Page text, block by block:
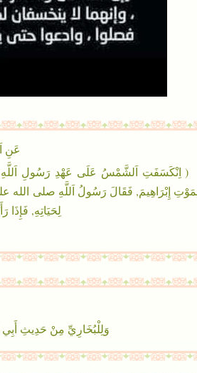
عَنِ
( اِنْكَسَفَتِ اَلشَّمْسُ عَلَى عَهْدِ رَسُولِ اَللَّهِ
إِبْرَاهِيمَ, فَقَالَ رَسُولُ اَللَّهِ صلى الله
لِحَيَاتِهِ,
وَلِلْبُخَارِيِّ مِنْ حَدِيثِ